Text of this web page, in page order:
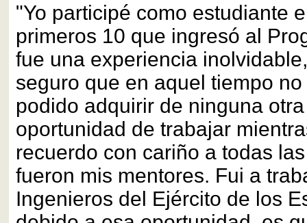
"Yo participé como estudiante
primeros 10 que ingresó al
fue una experiencia
seguro que en aquel tiempo
podido adquirir de ninguna
oportunidad de trabajar
recuerdo con cariño a todas
fueron mis mentores. Fui a
Ingenieros del Ejército de los